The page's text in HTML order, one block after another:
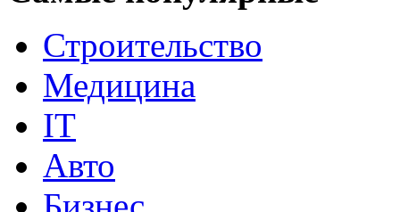
Строительство
Медицина
IT
Авто